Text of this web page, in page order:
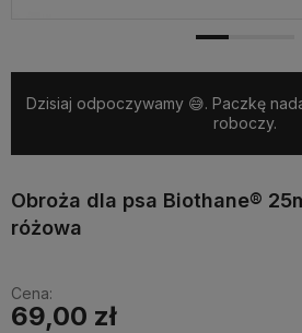
Dzisiaj odpoczywamy 😅. Paczkę
roboczy.
Obroża dla psa Biothane®
różowa
Cena:
69,00 zł